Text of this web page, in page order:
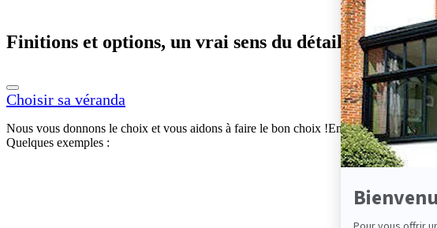
Finitions et options, un vrai sens du détail
Choisir sa véranda
Nous vous donnons le choix et vous aidons à faire le bon choix !Entre style et
Quelques exemples :